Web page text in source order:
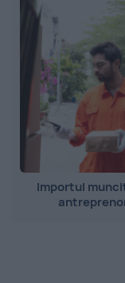
Importul